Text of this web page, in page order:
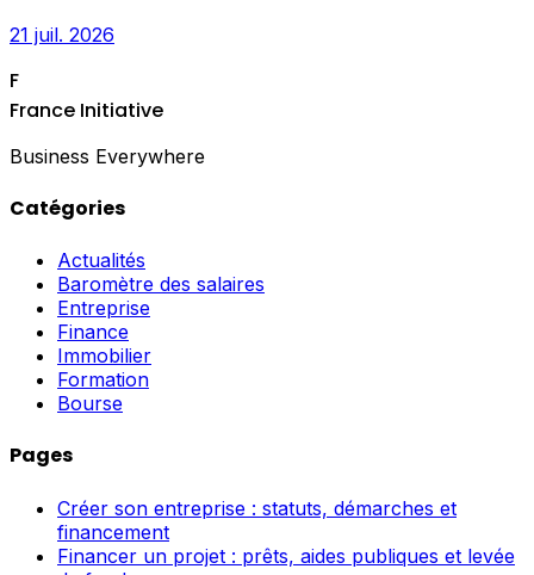
21 juil. 2026
F
France Initiative
Business Everywhere
Catégories
Actualités
Baromètre des salaires
Entreprise
Finance
Immobilier
Formation
Bourse
Pages
Créer son entreprise : statuts, démarches et
financement
Financer un projet : prêts, aides publiques et levée